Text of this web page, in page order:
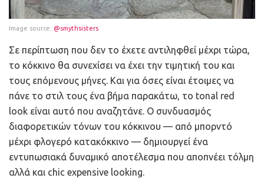
Image source: @smythsisters
Σε περίπτωση που δεν το έχετε αντιληφθεί μέχρι τώρα,
το κόκκινο θα συνεχίσει να έχει την τιμητική του και
τους επόμενους μήνες. Και για όσες είναι έτοιμες να
πάνε το στιλ τους ένα βήμα παρακάτω, το tonal red
look είναι αυτό που αναζητάνε. Ο συνδυασμός
διαφορετικών τόνων του κόκκινου — από μπορντό
μέχρι φλογερό κατακόκκινο — δημιουργεί ένα
εντυπωσιακά δυναμικό αποτέλεσμα που αποπνέει τόλμη
αλλά και chic expensive looking.